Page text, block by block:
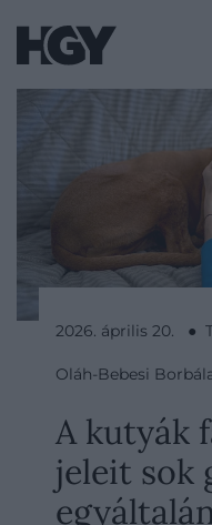
2026. április 20. ●
Oláh-Bebesi
A kutyák
jeleit sok